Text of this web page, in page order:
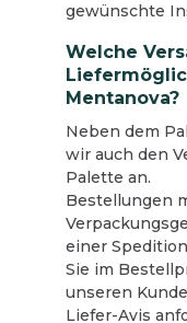
gewünschte
Welche
Mentanova?
Neben dem
wir auch den
Palette an.
Bestellungen
einer
Sie im
unseren
Liefer-Avis